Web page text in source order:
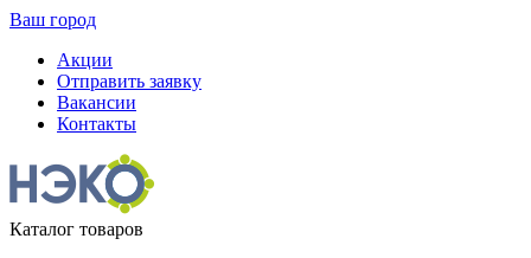
Ваш город
Акции
Отправить заявку
Вакансии
Контакты
Каталог товаров